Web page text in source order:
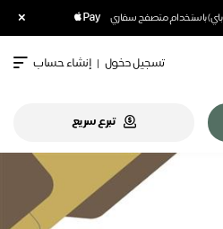
باي) باستخدام متصفح سفاري ×
تسجيل دخول | إنشاء حساب
تبرع سريع